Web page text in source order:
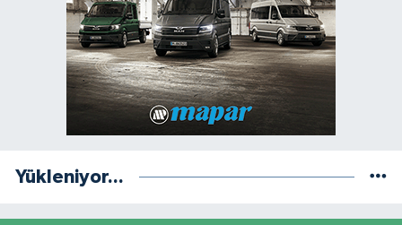
Yükleniyor...